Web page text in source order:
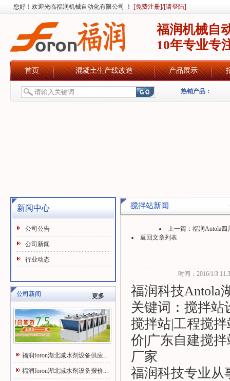
您好！欢迎光临福润机械自动化有限公司 ！ [免费注册]/[请登陆]
福润机械自
10年专业专
首页 混凝土生产线改造 产品展示
热销产品：
新闻中心
公司公告
公司新闻
行业动态
公司新闻 更多
福润foron湖北减水剂设备供应...
福润foron湖北减水剂设备报价...
搅拌站新闻
上一篇： 福润Antola四
返回文章列表
时间：2016/1/3
福润科技Antola
关键词：搅拌站
搅拌站|工程搅
价|广东自建搅
厂家
福润科技专业从